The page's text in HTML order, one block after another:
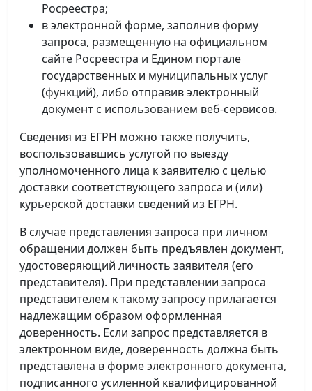
Росреестра;
в электронной форме, заполнив форму
запроса, размещенную на официальном
сайте Росреестра и Едином портале
государственных и муниципальных услуг
(функций), либо отправив электронный
документ с использованием веб-сервисов.
Сведения из ЕГРН можно также получить,
воспользовавшись услугой по выезду
уполномоченного лица к заявителю с целью
доставки соответствующего запроса и (или)
курьерской доставки сведений из ЕГРН.
В случае представления запроса при личном
обращении должен быть предъявлен документ,
удостоверяющий личность заявителя (его
представителя). При представлении запроса
представителем к такому запросу прилагается
надлежащим образом оформленная
доверенность. Если запрос представляется в
электронном виде, доверенность должна быть
представлена в форме электронного документа,
подписанного усиленной квалифицированной